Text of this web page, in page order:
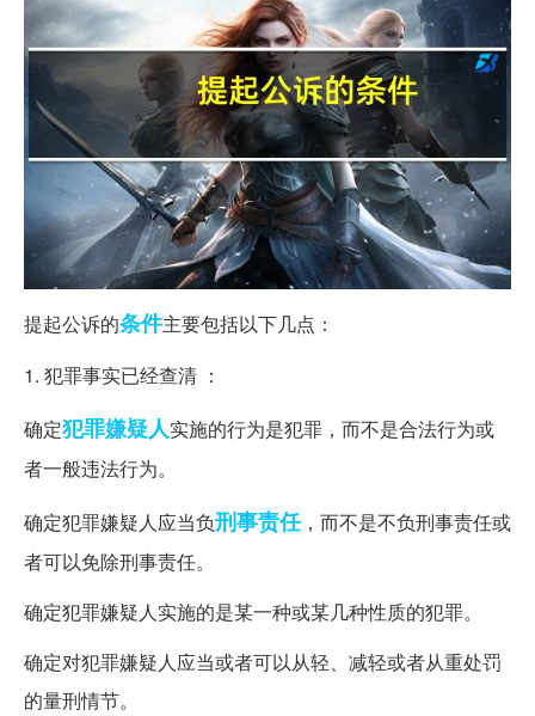
提起公诉的条件主要包括以下几点：
1. 犯罪事实已经查清 ：
确定犯罪嫌疑人实施的行为是犯罪，而不是合法行为或
者一般违法行为。
确定犯罪嫌疑人应当负刑事责任，而不是不负刑事责任或
者可以免除刑事责任。
确定犯罪嫌疑人实施的是某一种或某几种性质的犯罪。
确定对犯罪嫌疑人应当或者可以从轻、减轻或者从重处罚
的量刑情节。